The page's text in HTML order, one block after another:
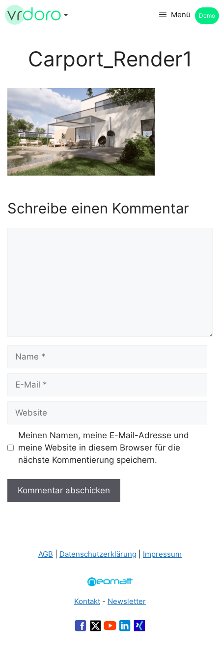
Demo
Zum
Inhalt
Menü
Carport_Render1
Schreibe einen Kommentar
Name
Website
Meinen Namen, meine E-Mail-Adresse und
meine Website in diesem Browser für die
nächste Kommentierung speichern.
AGB Datenschutzerklärung Impressum
Kontakt - Newsletter